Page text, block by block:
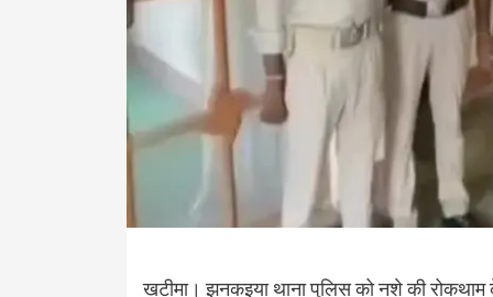
खटीमा। झनकइया थाना पुलिस को नशे की